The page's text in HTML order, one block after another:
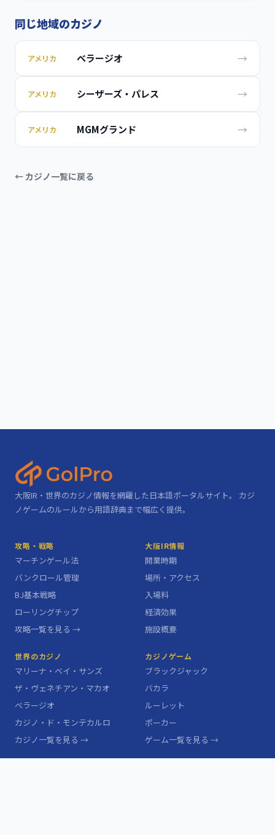
同じ地域のカジノ
アメリカ ベラージオ →
アメリカ シーザーズ・パレス →
アメリカ MGMグランド →
← カジノ一覧に戻る
大阪IR・世界のカジノ情報を網羅した日本語ポータルサイト。 カジ
ノゲームのルールから用語辞典まで幅広く提供。
攻略・戦略
マーチンゲール法
バンクロール管理
BJ基本戦略
ローリングチップ
攻略一覧を見る →
大阪IR情報
開業時期
場所・アクセス
入場料
経済効果
施設概要
世界のカジノ
マリーナ・ベイ・サンズ
ザ・ヴェネチアン・マカオ
ベラージオ
カジノ・ド・モンテカルロ
カジノ一覧を見る →
カジノゲーム
ブラックジャック
バカラ
ルーレット
ポーカー
ゲーム一覧を見る →